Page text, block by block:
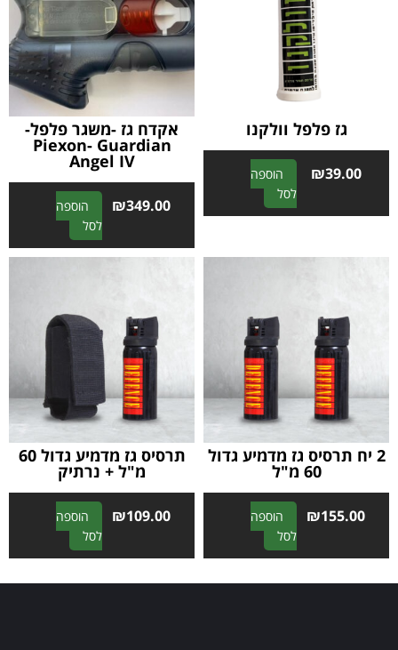
גז פלפל וולקנו
₪39.00
הוספה
לסל
A
l
t
i
v
e
:
אקדח גז -משגר פלפל-
Piexon- Guardian
Angel IV
₪349.00
הוספה
לסל
A
l
n
a
v
e
:
2 יח תרסיס גז מדמיע גדול
60 מ"ל
₪155.00
הוספה
לסל
A
l
תרסיס גז מדמיע גדול 60
מ"ל + נרתיק
₪109.00
הוספה
לסל
A
l